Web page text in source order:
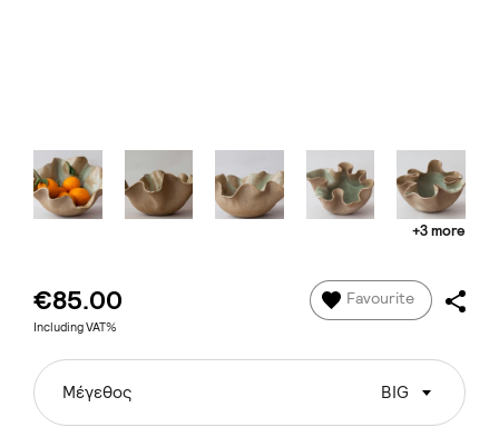
+3 more
€85.00
Including VAT%
Favourite
Μέγεθος BIG